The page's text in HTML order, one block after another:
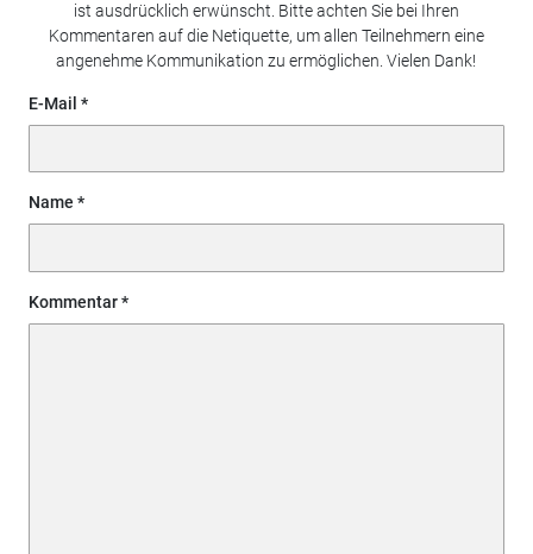
ist ausdrücklich erwünscht. Bitte achten Sie bei Ihren
Kommentaren auf die Netiquette, um allen Teilnehmern eine
angenehme Kommunikation zu ermöglichen. Vielen Dank!
E-Mail
Name
Kommentar